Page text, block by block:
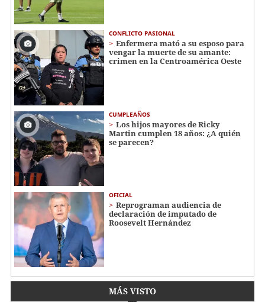
CONFLICTO PASIONAL
Enfermera mató a su esposo para
vengar la muerte de su amante:
crimen en la Centroamérica Oeste
CUMPLEAÑOS
Los hijos mayores de Ricky
Martin cumplen 18 años: ¿A quién
se parecen?
OFICIAL
Reprograman audiencia de
declaración de imputado de
Roosevelt Hernández
MÁS VISTO